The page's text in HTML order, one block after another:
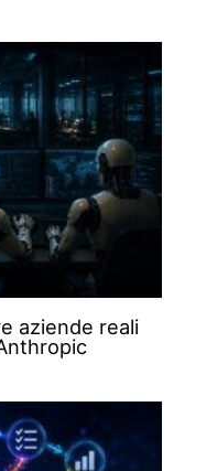
aziende reali